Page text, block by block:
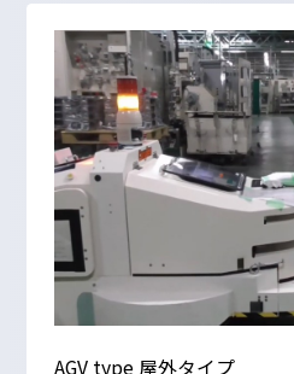
AGV type 屋外タイプ